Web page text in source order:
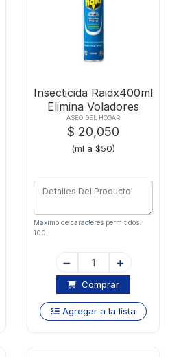
Insecticida Raidx400ml
Elimina Voladores
ASEO DEL HOGAR
$ 20,050
(ml a $50)
Maximo de caracteres permitidos:
100
Comprar
Agregar a la lista